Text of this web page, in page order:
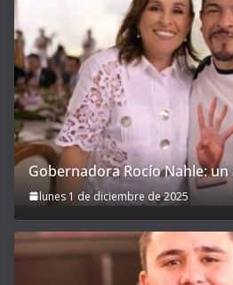
Gobernadora Rocío Nahle: un
lunes 1 de diciembre de 2025